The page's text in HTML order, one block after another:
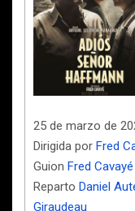
25 de marzo de
Dirigida por Fred
Guion Fred Cavayé
Reparto Daniel
Giraudeau